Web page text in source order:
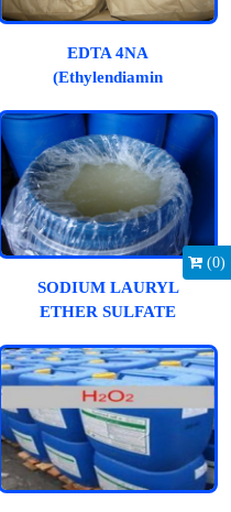
(0)
EDTA 4NA
(Ethylendiamin
SODIUM LAURYL
ETHER SULFATE